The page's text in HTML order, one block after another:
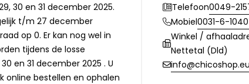
30 en 31 december 2025.
t/m 27 december
op 0. Er kan nog wel in
tijdens de losse
en 31 december 2025 . U
online bestellen en ophalen
Telefoon0049-
Mobiel0031-6-
Winkel /
Nettetal (Dld)
info@chicoshop.eu